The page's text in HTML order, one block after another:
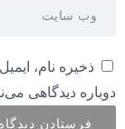
ذخیره نام،
دوباره دیدگاهی